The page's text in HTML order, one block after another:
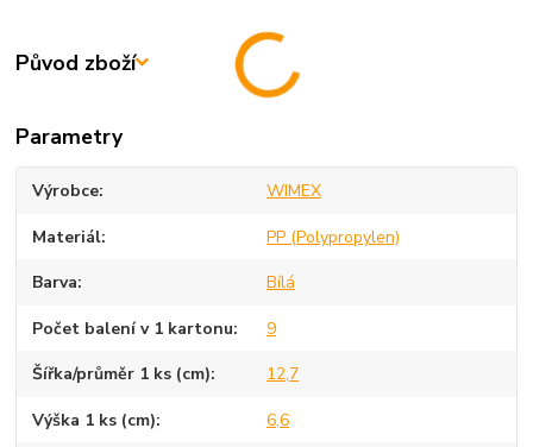
Původ zboží
Parametry
Výrobce WIMEX
Materiál PP (Polypropylen)
Barva Bílá
Počet balení v 1 kartonu 9
Šířka/průměr 1 ks (cm) 12,7
Výška 1 ks (cm) 6,6